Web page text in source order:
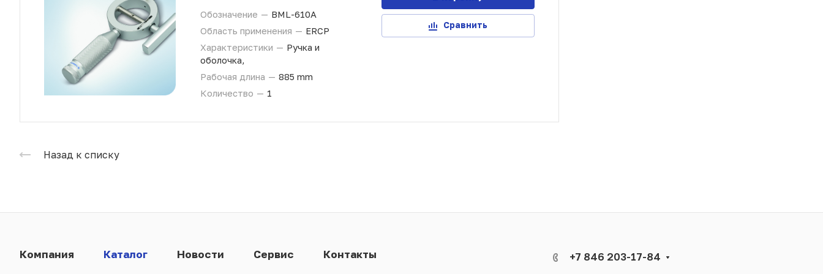
Обозначение — BML-610A
Область применения — ERCP
Характеристики — Ручка и
оболочка,
Рабочая длина — 885 mm
Количество — 1
Сравнить
Назад к списку
Компания Каталог Новости Сервис Контакты +7 846 203-17-84